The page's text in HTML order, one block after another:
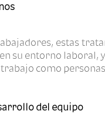
estas
su entorno laboral,
como
del equipo